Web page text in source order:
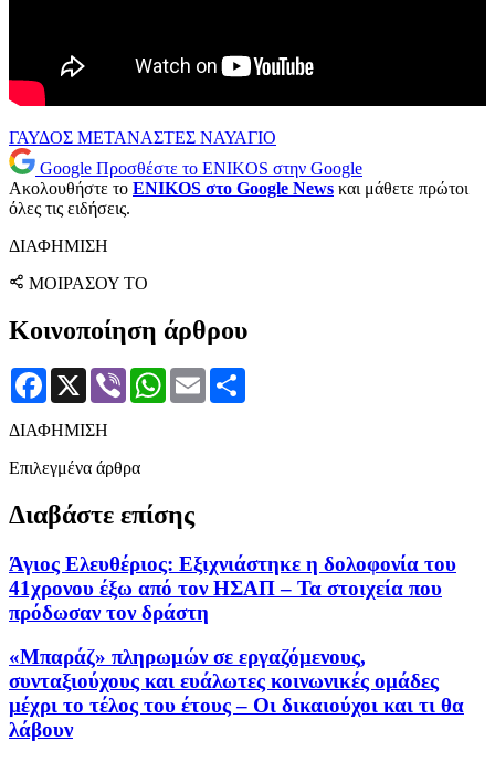
ΓΑΥΔΟΣ ΜΕΤΑΝΑΣΤΕΣ ΝΑΥΑΓΙΟ
Google Προσθέστε το ENIKOS στην Google
Ακολουθήστε το ENIKOS στο Google News και μάθετε πρώτοι
όλες τις ειδήσεις.
ΔΙΑΦΗΜΙΣΗ
ΜΟΙΡΑΣΟΥ ΤΟ
Κοινοποίηση άρθρου
Facebook
X Viber WhatsApp
Email
ΔΙΑΦΗΜΙΣΗ
Επιλεγμένα άρθρα
Διαβάστε επίσης
Άγιος Ελευθέριος: Εξιχνιάστηκε η δολοφονία του
41χρονου έξω από τον ΗΣΑΠ – Τα στοιχεία που
πρόδωσαν τον δράστη
«Μπαράζ» πληρωμών σε εργαζόμενους,
συνταξιούχους και ευάλωτες κοινωνικές ομάδες
μέχρι το τέλος του έτους – Οι δικαιούχοι και τι θα
λάβουν